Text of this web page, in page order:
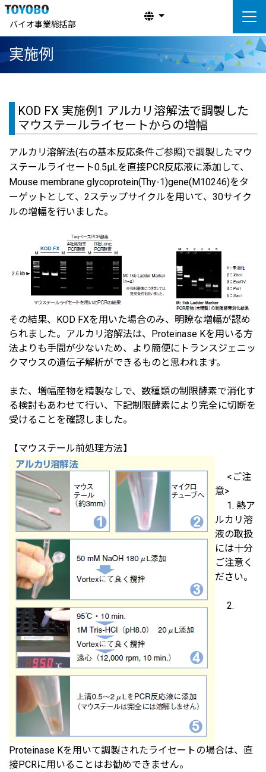
バイオ事業総括部
実施例
KOD FX 実施例1 アルカリ溶解法で調製した
マウステールライセートからの増幅
アルカリ溶解法(右の基本反応条件ご参照)で調製したマウ
ステールライセート0.5μLを直接PCR反応液に添加して、
Mouse membrane glycoprotein(Thy-1)gene(M10246)をタ
ーゲットとして、2ステップサイクルを用いて、30サイク
ルの増幅を行いました。
その結果、KOD FXを用いた場合のみ、明瞭な増幅が認め
られました。アルカリ溶解法は、Proteinase Kを用いる方
法よりも手間が少ないため、より簡便にトランスジェニッ
クマウスの遺伝子解析ができるものと思われます。
また、増幅産物を精製なしで、数種類の制限酵素で消化す
る検討もあわせて行い、下記制限酵素により完全に切断を
受けることを確認しました。
【マウステール前処理方法】
<ご注
意>
1. 熱ア
ルカリ溶
液の取扱
には十分
ご注意く
ださい。
2.
Proteinase Kを用いて調製されたライセートの場合は、直
接PCRに用いることはお勧めできません。